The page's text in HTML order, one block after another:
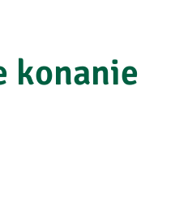
konanie